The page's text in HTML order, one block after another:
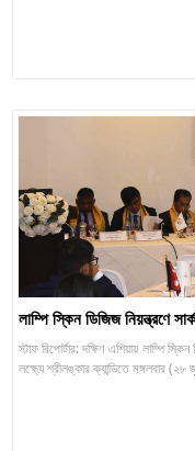
লাম্পি স্কিন ডিজিজ নিয়ন্ত্রণে
স্টাফ রিপোর্টার: দক্ষিণ এশিয়ায় লাম্পি
লক্ষ্যে শ্রীলঙ্কার ক্যান্ডিতে মঙ্গলবার